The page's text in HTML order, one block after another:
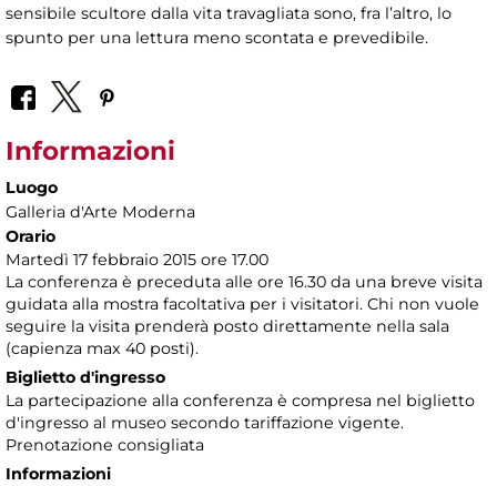
sensibile scultore dalla vita travagliata sono, fra l’altro, lo
spunto per una lettura meno scontata e prevedibile.
Informazioni
Luogo
Galleria d'Arte Moderna
Orario
Martedì 17 febbraio 2015 ore 17.00
La conferenza è preceduta alle ore 16.30 da una breve visita
guidata alla mostra facoltativa per i visitatori. Chi non vuole
seguire la visita prenderà posto direttamente nella sala
(capienza max 40 posti).
Biglietto d'ingresso
La partecipazione alla conferenza è compresa nel biglietto
d'ingresso al museo secondo tariffazione vigente.
Prenotazione consigliata
Informazioni